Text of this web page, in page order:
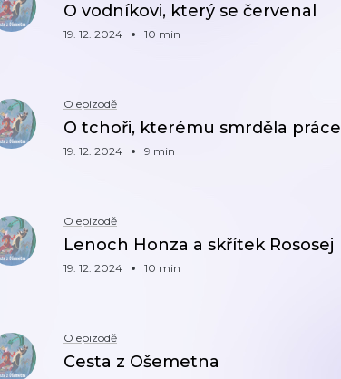
O vodníkovi, který se červenal
19. 12. 2024 10 min
O epizodě
O tchoři, kterému smrděla práce
19. 12. 2024 9 min
O epizodě
Lenoch Honza a skřítek Rososej
19. 12. 2024 10 min
O epizodě
Cesta z Ošemetna